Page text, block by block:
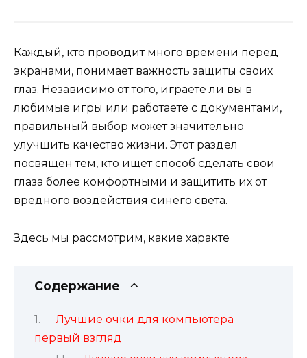
Каждый, кто проводит много времени перед
экранами, понимает важность защиты своих
глаз. Независимо от того, играете ли вы в
любимые игры или работаете с документами,
правильный выбор может значительно
улучшить качество жизни. Этот раздел
посвящен тем, кто ищет способ сделать свои
глаза более комфортными и защитить их от
вредного воздействия синего света.
Здесь мы рассмотрим, какие характе
Содержание
Лучшие очки для компьютера
первый взгляд